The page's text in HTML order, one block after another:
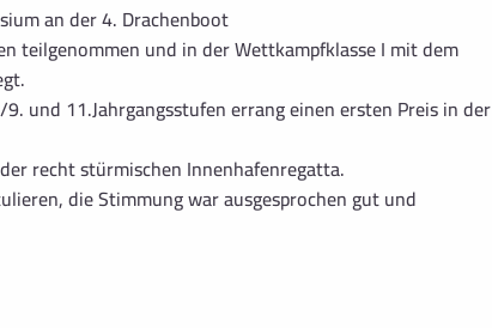
an der 4. Drachenboot
teilgenommen und in der Wettkampfklasse I mit dem
und 11.Jahrgangsstufen errang einen ersten Preis in der
recht stürmischen Innenhafenregatta.
die Stimmung war ausgesprochen gut und